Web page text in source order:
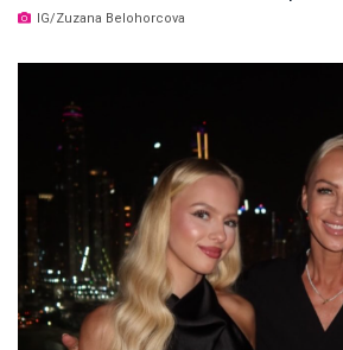
IG/Zuzana Belohorcova